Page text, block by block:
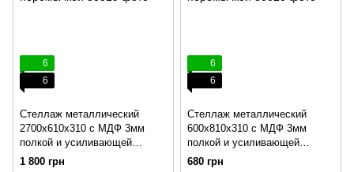
6
6
Стеллаж металлический
2700х610х310 с МДФ 3мм
полкой и усиливающей
перемычкой
1 800 грн
6
6
Стеллаж металлический
600х810х310 с МДФ 3мм
полкой и усиливающей
перемычкой
680 грн